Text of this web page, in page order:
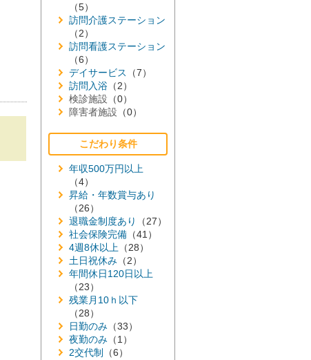
（5）
訪問介護ステーション
（2）
訪問看護ステーション
（6）
デイサービス
（7）
訪問入浴 （2）
検診施設 （0）
障害者施設 （0）
こだわり条件
年収500万円以上
（4）
昇給・年数賞与あり
（26）
退職金制度あり
（27）
社会保険完備 （41）
4週8休以上 （28）
土日祝休み （2）
年間休日120日以上
（23）
残業月10ｈ以下
（28）
日勤のみ （33）
夜勤のみ （1）
2交代制
（6）